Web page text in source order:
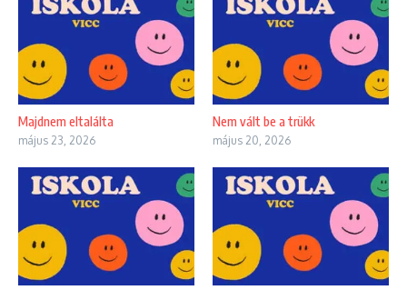
Majdnem eltalálta
május 23, 2026
Nem vált be a trükk
május 20, 2026